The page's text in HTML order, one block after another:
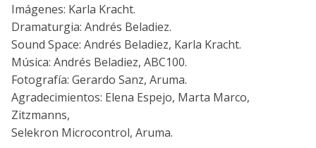
Imágenes: Karla Kracht.
Dramaturgia: Andrés Beladiez.
Sound Space: Andrés Beladiez, Karla Kracht.
Música: Andrés Beladiez, ABC100.
Fotografía: Gerardo Sanz, Aruma.
Agradecimientos: Elena Espejo, Marta Marco,
Zitzmanns,
Selekron Microcontrol, Aruma.